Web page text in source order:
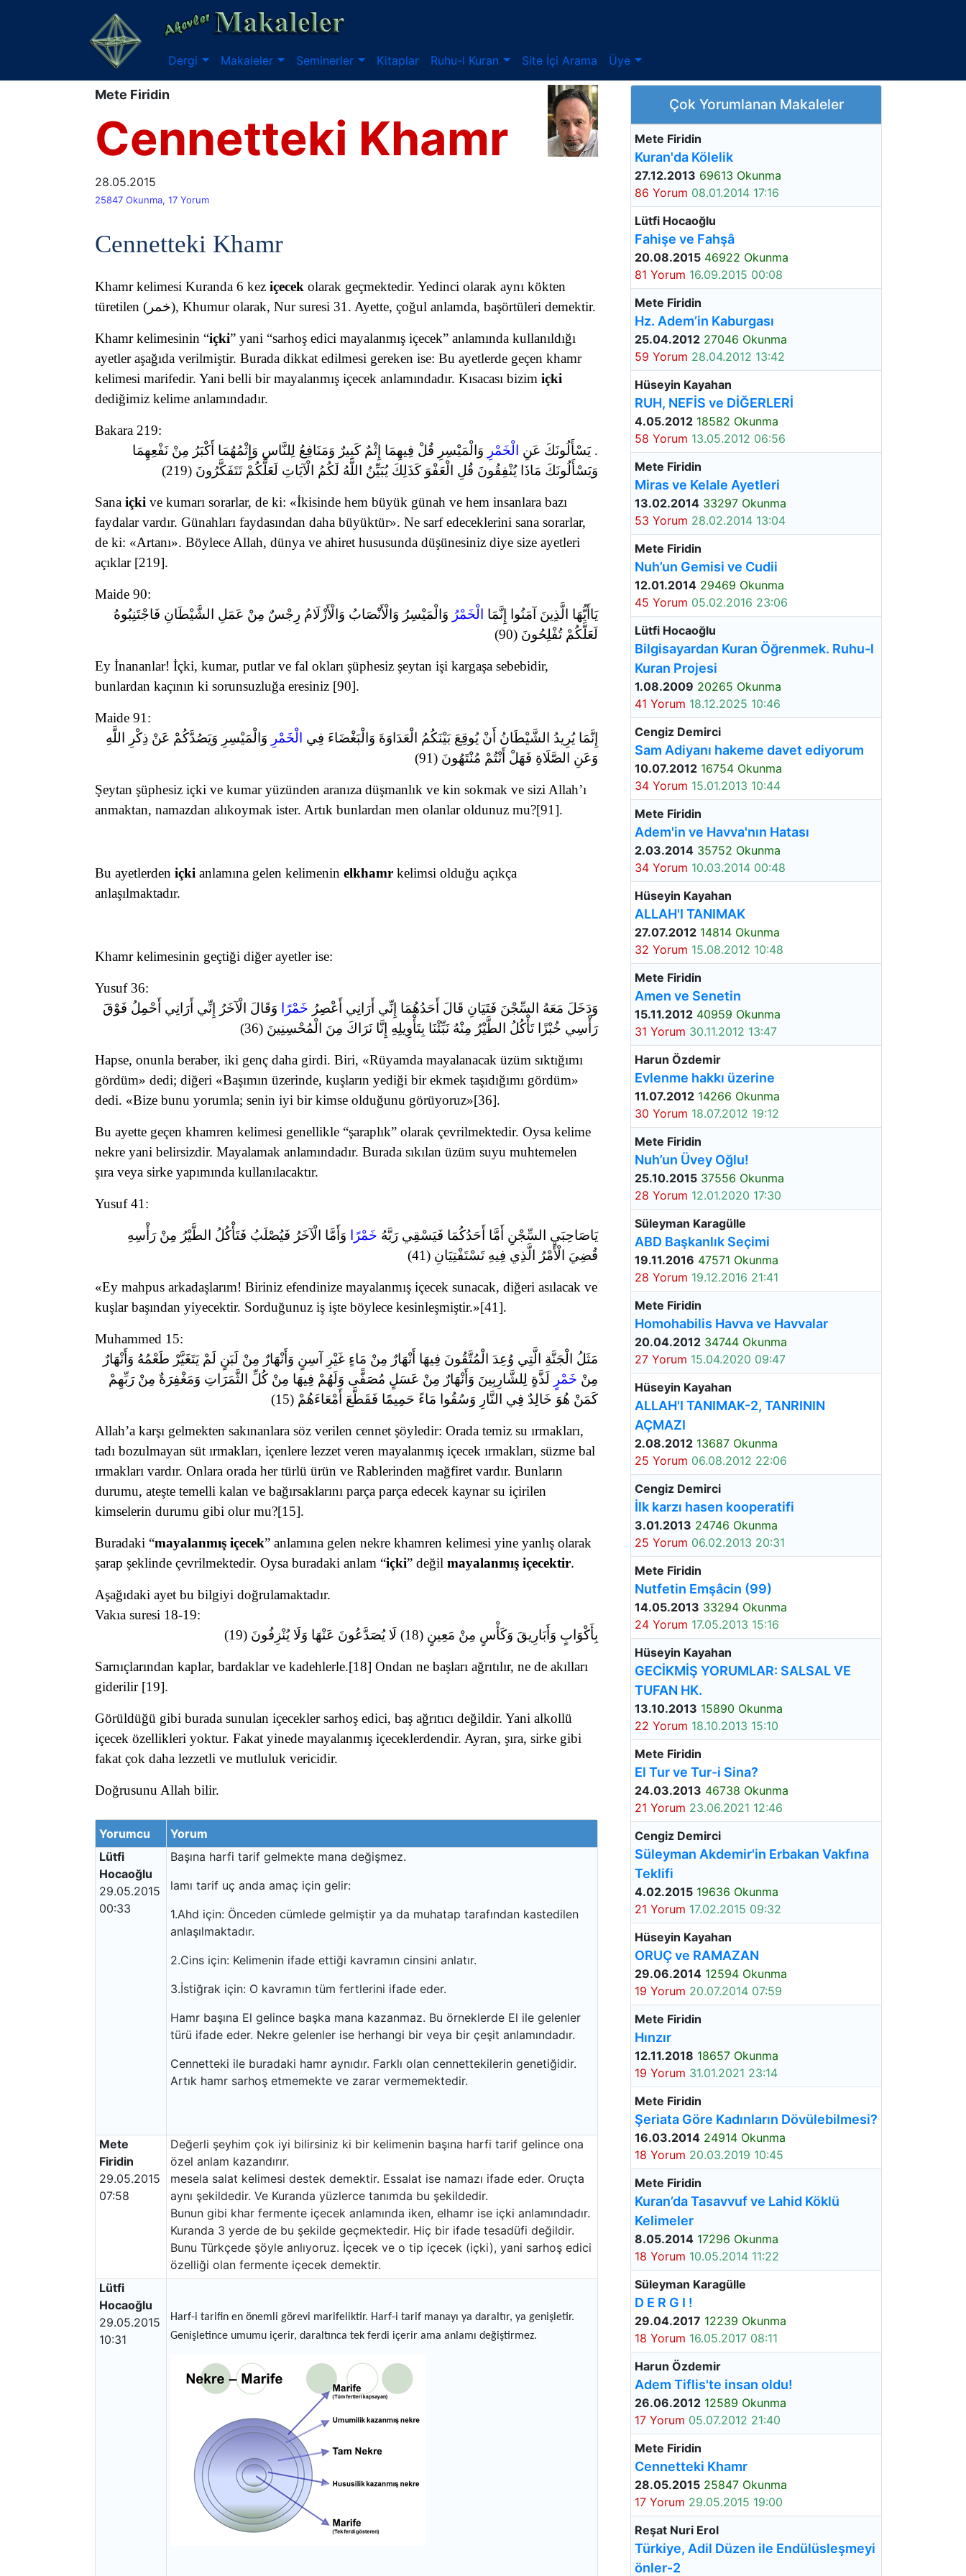
Dergi Makaleler Seminerler Kitaplar Ruhu-l Kuran Site İçi Arama Üye
Mete Firidin
Cennetteki Khamr
28.05.2015
25847 Okunma, 17 Yorum
Cennetteki Khamr
Khamr kelimesi Kuranda 6 kez içecek olarak geçmektedir. Yedinci olarak aynı kökten
türetilen (خمر), Khumur olarak, Nur suresi 31. Ayette, çoğul anlamda, başörtüleri demektir.
Khamr kelimesinin “içki” yani “sarhoş edici mayalanmış içecek” anlamında kullanıldığı
ayetler aşağıda verilmiştir. Burada dikkat edilmesi gereken ise: Bu ayetlerde geçen khamr
kelimesi marifedir. Yani belli bir mayalanmış içecek anlamındadır. Kısacası bizim içki
dediğimiz kelime anlamındadır.
Bakara 219:
. يَسْأَلُونَكَ عَنِ
الْخَمْرِ وَالْمَيْسِرِ قُلْ فِيهِمَا إِثْمٌ كَبِيرٌ وَمَنَافِعُ لِلنَّاسِ وَإِثْمُهُمَا أَكْبَرُ مِنْ نَفْعِهِمَا
وَيَسْأَلُونَكَ مَاذَا يُنْفِقُونَ قُلِ الْعَفْوَ كَذَلِكَ يُبَيِّنُ اللَّهُ لَكُمُ الْآيَاتِ لَعَلَّكُمْ تَتَفَكَّرُونَ (219)
Sana içki ve kumarı sorarlar, de ki: «İkisinde hem büyük günah ve hem insanlara bazı
faydalar vardır. Günahları faydasından daha büyüktür». Ne sarf edeceklerini sana sorarlar,
de ki: «Artanı». Böylece Allah, dünya ve ahiret hususunda düşünesiniz diye size ayetleri
açıklar [219].
Maide 90:
يَاأَيُّهَا الَّذِينَ آمَنُوا إِنَّمَا
الْخَمْرُ وَالْمَيْسِرُ وَالْأَنْصَابُ وَالْأَزْلَامُ رِجْسٌ مِنْ عَمَلِ الشَّيْطَانِ فَاجْتَنِبُوهُ
لَعَلَّكُمْ تُفْلِحُونَ (90)
Ey İnananlar! İçki, kumar, putlar ve fal okları şüphesiz şeytan işi kargaşa sebebidir,
bunlardan kaçının ki sorunsuzluğa eresiniz [90].
Maide 91:
إِنَّمَا يُرِيدُ الشَّيْطَانُ أَنْ يُوقِعَ بَيْنَكُمُ الْعَدَاوَةَ وَالْبَغْضَاءَ فِي
الْخَمْرِ وَالْمَيْسِرِ وَيَصُدَّكُمْ عَنْ ذِكْرِ اللَّهِ
وَعَنِ الصَّلَاةِ فَهَلْ أَنْتُمْ مُنْتَهُونَ (91)
Şeytan şüphesiz içki ve kumar yüzünden aranıza düşmanlık ve kin sokmak ve sizi Allah’ı
anmaktan, namazdan alıkoymak ister. Artık bunlardan men olanlar oldunuz mu?[91].
Bu ayetlerden içki anlamına gelen kelimenin elkhamr kelimsi olduğu açıkça
anlaşılmaktadır.
Khamr kelimesinin geçtiği diğer ayetler ise:
Yusuf 36:
وَدَخَلَ مَعَهُ السِّجْنَ فَتَيَانِ قَالَ أَحَدُهُمَا إِنِّي أَرَانِي أَعْصِرُ خَمْرًا
وَقَالَ الْآخَرُ إِنِّي أَرَانِي أَحْمِلُ فَوْقَ
رَأْسِي خُبْزًا تَأْكُلُ الطَّيْرُ مِنْهُ نَبِّئْنَا بِتَأْوِيلِهِ إِنَّا نَرَاكَ مِنَ الْمُحْسِنِينَ (36)
Hapse, onunla beraber, iki genç daha girdi. Biri, «Rüyamda mayalanacak üzüm sıktığımı
gördüm» dedi; diğeri «Başımın üzerinde, kuşların yediği bir ekmek taşıdığımı gördüm»
dedi. «Bize bunu yorumla; senin iyi bir kimse olduğunu görüyoruz»[36].
Bu ayette geçen khamren kelimesi genellikle “şaraplık” olarak çevrilmektedir. Oysa kelime
nekre yani belirsizdir. Mayalamak anlamındadır. Burada sıkılan üzüm suyu muhtemelen
şıra veya sirke yapımında kullanılacaktır.
Yusuf 41:
يَاصَاحِبَيِ السِّجْنِ أَمَّا أَحَدُكُمَا فَيَسْقِي رَبَّهُ خَمْرًا
وَأَمَّا الْآخَرُ فَيُصْلَبُ فَتَأْكُلُ الطَّيْرُ مِنْ رَأْسِهِ
قُضِيَ الْأَمْرُ الَّذِي فِيهِ تَسْتَفْتِيَانِ (41)
«Ey mahpus arkadaşlarım! Biriniz efendinize mayalanmış içecek sunacak, diğeri asılacak ve
kuşlar başından yiyecektir. Sorduğunuz iş işte böylece kesinleşmiştir.»[41].
Muhammed 15:
مَثَلُ الْجَنَّةِ الَّتِي وُعِدَ الْمُتَّقُونَ فِيهَا أَنْهَارٌ مِنْ مَاءٍ غَيْرِ آسِنٍ وَأَنْهَارٌ مِنْ لَبَنٍ لَمْ يَتَغَيَّرْ طَعْمُهُ وَأَنْهَارٌ
مِنْ خَمْرٍ
لَذَّةٍ لِلشَّارِبِينَ وَأَنْهَارٌ مِنْ عَسَلٍ مُصَفًّى وَلَهُمْ فِيهَا مِنْ كُلِّ الثَّمَرَاتِ وَمَغْفِرَةٌ مِنْ رَبِّهِمْ
كَمَنْ هُوَ خَالِدٌ فِي النَّارِ وَسُقُوا مَاءً حَمِيمًا فَقَطَّعَ أَمْعَاءَهُمْ (15)
Allah’a karşı gelmekten sakınanlara söz verilen cennet şöyledir: Orada temiz su ırmakları,
tadı bozulmayan süt ırmakları, içenlere lezzet veren mayalanmış içecek ırmakları, süzme bal
ırmakları vardır. Onlara orada her türlü ürün ve Rablerinden mağfiret vardır. Bunların
durumu, ateşte temelli kalan ve bağırsaklarını parça parça edecek kaynar su içirilen
kimselerin durumu gibi olur mu?[15].
Buradaki “mayalanmış içecek” anlamına gelen nekre khamren kelimesi yine yanlış olarak
şarap şeklinde çevrilmektedir. Oysa buradaki anlam “içki” değil mayalanmış içecektir.
Aşağıdaki ayet bu bilgiyi doğrulamaktadır.
Vakıa suresi 18-19:
بِأَكْوَابٍ وَأَبَارِيقَ وَكَأْسٍ مِنْ مَعِينٍ (18) لَا يُصَدَّعُونَ عَنْهَا وَلَا يُنْزِفُونَ (19)
Sarnıçlarından kaplar, bardaklar ve kadehlerle.[18] Ondan ne başları ağrıtılır, ne de akılları
giderilir [19].
Görüldüğü gibi burada sunulan içecekler sarhoş edici, baş ağrıtıcı değildir. Yani alkollü
içecek özellikleri yoktur. Fakat yinede mayalanmış içeceklerdendir. Ayran, şıra, sirke gibi
fakat çok daha lezzetli ve mutluluk vericidir.
Doğrusunu Allah bilir.
Yorumcu
Yorum
Lütfi
Hocaoğlu
29.05.2015
00:33
Başına harfi tarif gelmekte mana değişmez.
lamı tarif uç anda amaç için gelir:
1.Ahd için: Önceden cümlede gelmiştir ya da muhatap tarafından kastedilen
anlaşılmaktadır.
2.Cins için: Kelimenin ifade ettiği kavramın cinsini anlatır.
3.İstiğrak için: O kavramın tüm fertlerini ifade eder.
Hamr başına El gelince başka mana kazanmaz. Bu örneklerde El ile gelenler
türü ifade eder. Nekre gelenler ise herhangi bir veya bir çeşit anlamındadır.
Cennetteki ile buradaki hamr aynıdır. Farklı olan cennettekilerin genetiğidir.
Artık hamr sarhoş etmemekte ve zarar vermemektedir.
Mete
Firidin
29.05.2015
07:58
Değerli şeyhim çok iyi bilirsiniz ki bir kelimenin başına harfi tarif gelince ona
özel anlam kazandırır.
mesela salat kelimesi destek demektir. Essalat ise namazı ifade eder. Oruçta
aynı şekildedir. Ve Kuranda yüzlerce tanımda bu şekildedir.
Bunun gibi khar fermente içecek anlamında iken, elhamr ise içki anlamındadır.
Kuranda 3 yerde de bu şekilde geçmektedir. Hiç bir ifade tesadüfi değildir.
Bunu Türkçede şöyle anlıyoruz. İçecek ve o tip içecek (içki), yani sarhoş edici
özelliği olan fermente içecek demektir.
Lütfi
Hocaoğlu
29.05.2015
10:31
Harf-i tarifin en önemli görevi marifeliktir. Harf-i tarif manayı ya daraltır, ya genişletir.
Genişletince umumu içerir, daraltınca tek ferdi içerir ama anlamı değiştirmez.
Çok Yorumlanan Makaleler
Mete Firidin
Kuran'da Kölelik
27.12.2013 69613 Okunma
86 Yorum 08.01.2014 17:16
Lütfi Hocaoğlu
Fahişe ve Fahşâ
20.08.2015 46922 Okunma
81 Yorum 16.09.2015 00:08
Mete Firidin
Hz. Adem’in Kaburgası
25.04.2012 27046 Okunma
59 Yorum 28.04.2012 13:42
Hüseyin Kayahan
RUH, NEFİS ve DİĞERLERİ
4.05.2012 18582 Okunma
58 Yorum 13.05.2012 06:56
Mete Firidin
Miras ve Kelale Ayetleri
13.02.2014 33297 Okunma
53 Yorum 28.02.2014 13:04
Mete Firidin
Nuh’un Gemisi ve Cudii
12.01.2014 29469 Okunma
45 Yorum 05.02.2016 23:06
Lütfi Hocaoğlu
Bilgisayardan Kuran Öğrenmek. Ruhu-l
Kuran Projesi
1.08.2009 20265 Okunma
41 Yorum 18.12.2025 10:46
Cengiz Demirci
Sam Adiyanı hakeme davet ediyorum
10.07.2012 16754 Okunma
34 Yorum 15.01.2013 10:44
Mete Firidin
Adem'in ve Havva'nın Hatası
2.03.2014 35752 Okunma
34 Yorum 10.03.2014 00:48
Hüseyin Kayahan
ALLAH'I TANIMAK
27.07.2012 14814 Okunma
32 Yorum 15.08.2012 10:48
Mete Firidin
Amen ve Senetin
15.11.2012 40959 Okunma
31 Yorum 30.11.2012 13:47
Harun Özdemir
Evlenme hakkı üzerine
11.07.2012 14266 Okunma
30 Yorum 18.07.2012 19:12
Mete Firidin
Nuh’un Üvey Oğlu!
25.10.2015 37556 Okunma
28 Yorum 12.01.2020 17:30
Süleyman Karagülle
ABD Başkanlık Seçimi
19.11.2016 47571 Okunma
28 Yorum 19.12.2016 21:41
Mete Firidin
Homohabilis Havva ve Havvalar
20.04.2012 34744 Okunma
27 Yorum 15.04.2020 09:47
Hüseyin Kayahan
ALLAH'I TANIMAK-2, TANRININ
AÇMAZI
2.08.2012 13687 Okunma
25 Yorum 06.08.2012 22:06
Cengiz Demirci
İlk karzı hasen kooperatifi
3.01.2013 24746 Okunma
25 Yorum 06.02.2013 20:31
Mete Firidin
Nutfetin Emşâcin (99)
14.05.2013 33294 Okunma
24 Yorum 17.05.2013 15:16
Hüseyin Kayahan
GECİKMİŞ YORUMLAR: SALSAL VE
TUFAN HK.
13.10.2013 15890 Okunma
22 Yorum 18.10.2013 15:10
Mete Firidin
El Tur ve Tur-i Sina?
24.03.2013 46738 Okunma
21 Yorum 23.06.2021 12:46
Cengiz Demirci
Süleyman Akdemir'in Erbakan Vakfına
Teklifi
4.02.2015 19636 Okunma
21 Yorum 17.02.2015 09:32
Hüseyin Kayahan
ORUÇ ve RAMAZAN
29.06.2014 12594 Okunma
19 Yorum 20.07.2014 07:59
Mete Firidin
Hınzır
12.11.2018 18657 Okunma
19 Yorum 31.01.2021 23:14
Mete Firidin
Şeriata Göre Kadınların Dövülebilmesi?
16.03.2014 24914 Okunma
18 Yorum 20.03.2019 10:45
Mete Firidin
Kuran’da Tasavvuf ve Lahid Köklü
Kelimeler
8.05.2014 17296 Okunma
18 Yorum 10.05.2014 11:22
Süleyman Karagülle
D E R G I !
29.04.2017 12239 Okunma
18 Yorum 16.05.2017 08:11
Harun Özdemir
Adem Tiflis'te insan oldu!
26.06.2012 12589 Okunma
17 Yorum 05.07.2012 21:40
Mete Firidin
Cennetteki Khamr
28.05.2015 25847 Okunma
17 Yorum 29.05.2015 19:00
Reşat Nuri Erol
Türkiye, Adil Düzen ile Endülüsleşmeyi
önler-2